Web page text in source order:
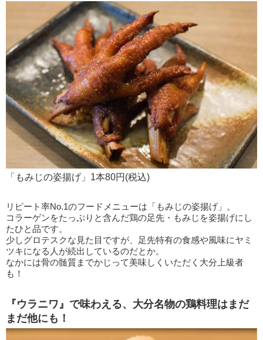
「もみじの姿揚げ」1本80円(税込)
リピート率No.1のフードメニューは「もみじの姿揚げ」。
コラーゲンをたっぷりと含んだ鶏の足先・もみじを姿揚げにし
たひと品です。
少しグロテスクな見た目ですが、足先特有の食感や風味にヤミ
ツキになる人が続出しているのだとか。
なかには骨の髄質までかじって美味しくいただく大分上級者
も！
『ウラニワ』で味わえる、大分名物の鶏料理はまだ
まだ他にも！